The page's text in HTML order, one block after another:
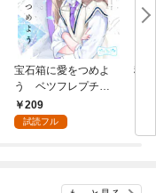
宝石箱に愛をつめよ
う ベツフレプチ
（１）
209
試読フル
稲